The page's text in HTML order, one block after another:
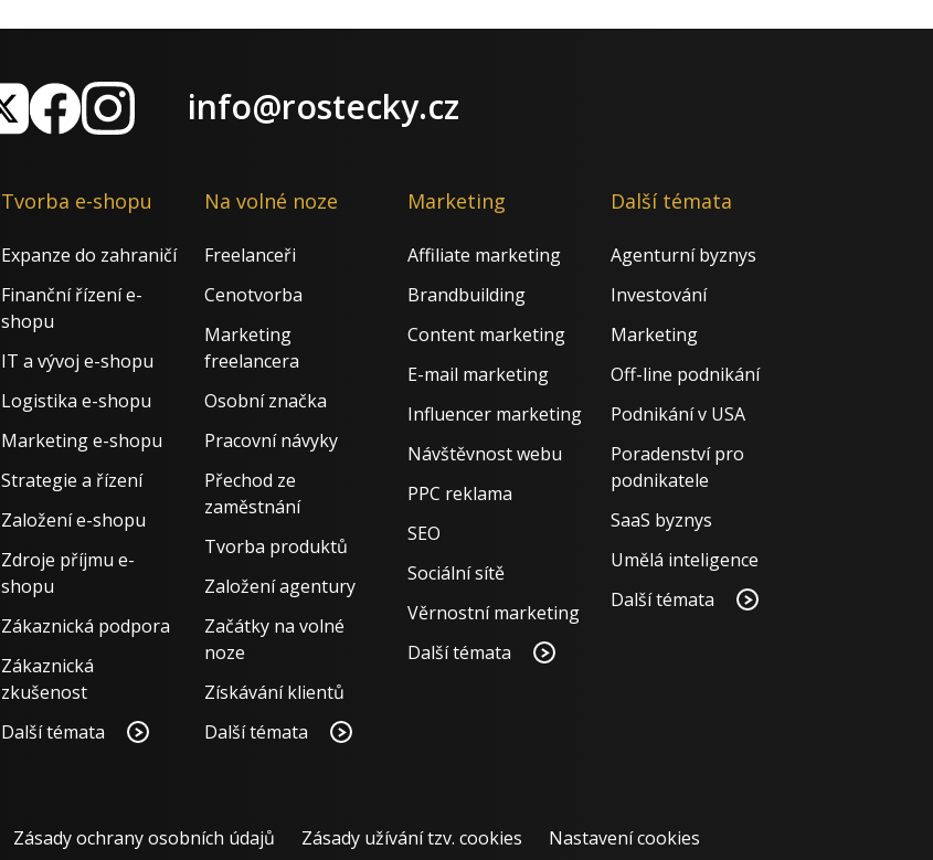
info@rostecky.cz
Tvorba e-shopu
Expanze do zahraničí
Finanční řízení e-
shopu
IT a vývoj e-shopu
Logistika e-shopu
Marketing e-shopu
Strategie a řízení
Založení e-shopu
Zdroje příjmu e-
shopu
Zákaznická podpora
Zákaznická
zkušenost
Další témata
Na volné noze
Freelanceři
Cenotvorba
Marketing
freelancera
Osobní značka
Pracovní návyky
Přechod ze
zaměstnání
Tvorba produktů
Založení agentury
Začátky na volné
noze
Získávání klientů
Další témata
Marketing
Affiliate marketing
Brandbuilding
Content marketing
E-mail marketing
Influencer marketing
Návštěvnost webu
PPC reklama
SEO
Sociální sítě
Věrnostní marketing
Další témata
Další témata
Agenturní byznys
Investování
Marketing
Off-line podnikání
Podnikání v USA
Poradenství pro
podnikatele
SaaS byznys
Umělá inteligence
Další témata
Zásady ochrany osobních údajů Zásady užívání tzv. cookies Nastavení cookies